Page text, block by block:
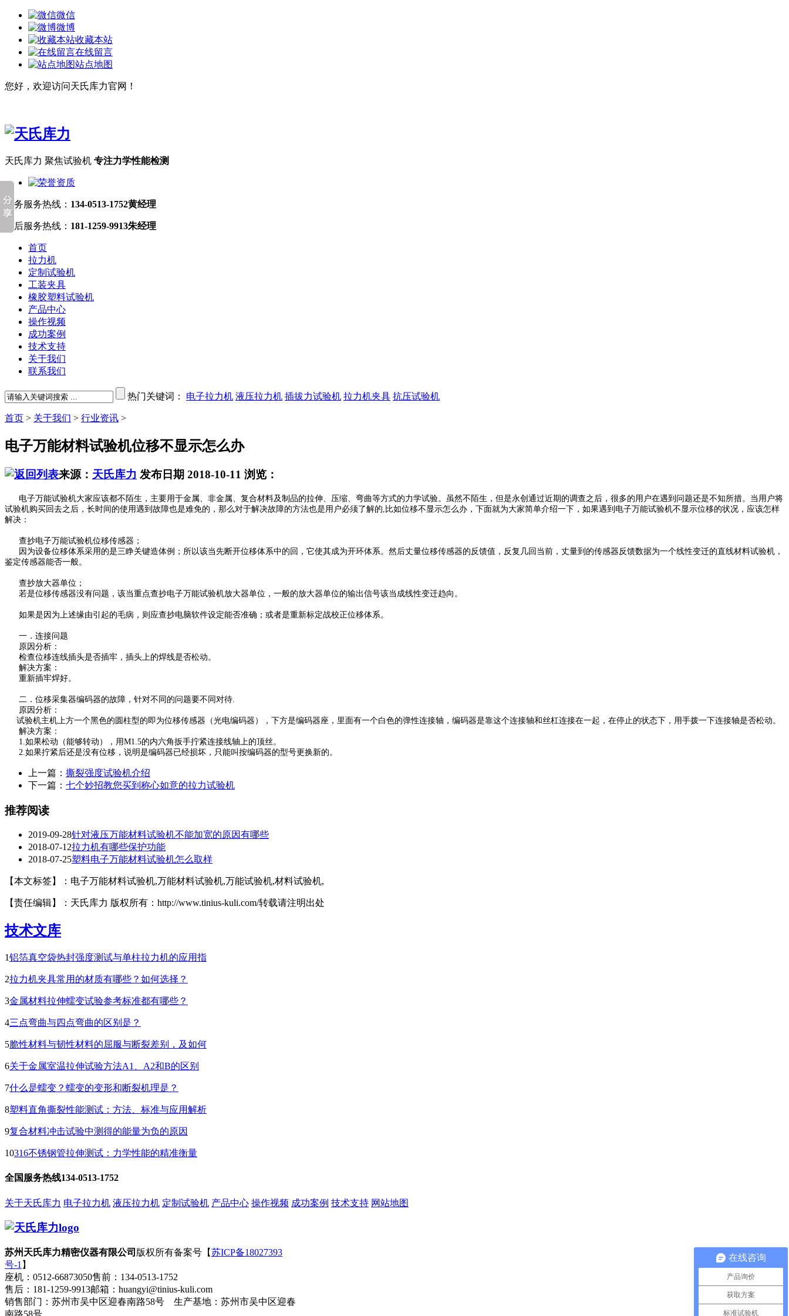
微信
微博
收藏本站
在线留言
站点地图
您好，欢迎访问天氏库力官网！
天氏库力 聚焦试验机 专注力学性能检测
业务服务热线： 134-0513-1752黄经理
售后服务热线： 181-1259-9913朱经理
首页
拉力机
定制试验机
工装夹具
橡胶塑料试验机
产品中心
操作视频
成功案例
技术支持
关于我们
联系我们
热门关键词： 电子拉力机 液压拉力机 插拔力试验机 拉力机夹具 抗压试验机
首页 > 关于我们 > 行业资讯 >
电子万能材料试验机位移不显示怎么办
来源： 天氏库力 发布日期 2018-10-11 浏览：
电子万能试验机大家应该都不陌生，主要用于金属、非金属、复合材料及制品的拉伸、压缩、弯曲等方式的力学试验。虽然不陌生，但是永创通过近期的调查之后，很多的用户在遇到问题还是不知所措。当用户将
试验机购买回去之后，长时间的使用遇到故障也是难免的，那么对于解决故障的方法也是用户必须了解的,比如位移不显示怎么办，下面就为大家简单介绍一下，如果遇到电子万能试验机不显示位移的状况，应该怎样
解决：
查抄电子万能试验机位移传感器；
因为设备位移体系采用的是三睁关键造体例；所以该当先断开位移体系中的回，它使其成为开环体系。然后丈量位移传感器的反馈值，反复几回当前，丈量到的传感器反馈数据为一个线性变迁的直线材料试验机，
鉴定传感器能否一般。
查抄放大器单位；
若是位移传感器没有问题，该当重点查抄电子万能试验机放大器单位，一般的放大器单位的输出信号该当成线性变迁趋向。
如果是因为上述缘由引起的毛病，则应查抄电脑软件设定能否准确；或者是重新标定战校正位移体系。
一．连接问题
原因分析：
检查位移连线插头是否插牢，插头上的焊线是否松动。
解决方案：
重新插牢焊好。
二．位移采集器编码器的故障，针对不同的问题要不同对待.
原因分析：
试验机主机上方一个黑色的圆柱型的即为位移传感器（光电编码器），下方是编码器座，里面有一个白色的弹性连接轴，编码器是靠这个连接轴和丝杠连接在一起，在停止的状态下，用手拨一下连接轴是否松动。
解决方案：
1.如果松动（能够转动），用M1.5的内六角扳手拧紧连接线轴上的顶丝。
2.如果拧紧后还是没有位移，说明是编码器已经损坏，只能叫按编码器的型号更换新的。
上一篇： 撕裂强度试验机介绍
下一篇： 七个妙招教您买到称心如意的拉力试验机
推荐阅读
2019-09-28针对液压万能材料试验机不能加宽的原因有哪些
2018-07-12拉力机有哪些保护功能
2018-07-25塑料电子万能材料试验机怎么取样
【本文标签】：电子万能材料试验机,万能材料试验机,万能试验机,材料试验机,
【责任编辑】：天氏库力 版权所有：http://www.tinius-kuli.com/转载请注明出处
技术文库
1铝箔真空袋热封强度测试与单柱拉力机的应用指
2拉力机夹具常用的材质有哪些？如何选择？
3金属材料拉伸蠕变试验参考标准都有哪些？
4三点弯曲与四点弯曲的区别是？
5脆性材料与韧性材料的屈服与断裂差别，及如何
6关于金属室温拉伸试验方法A1、A2和B的区别
7什么是蠕变？蠕变的变形和断裂机理是？
8塑料直角撕裂性能测试：方法、标准与应用解析
9复合材料冲击试验中测得的能量为负的原因
10316不锈钢管拉伸测试：力学性能的精准衡量
全国服务热线134-0513-1752
关于天氏库力 电子拉力机 液压拉力机 定制试验机 产品中心 操作视频 成功案例 技术支持 网站地图
苏州天氏库力精密仪器有限公司 版权所有备案号【苏ICP备18027393
号-1 】
座机：0512-66873050售前：134-0513-1752
售后：181-1259-9913邮箱：huangyi@tinius-kuli.com
销售部门：苏州市吴中区迎春南路58号 生产基地：苏州市吴中区迎春
南路58号
在线咨询
产品询价
获取方案
标准试验机